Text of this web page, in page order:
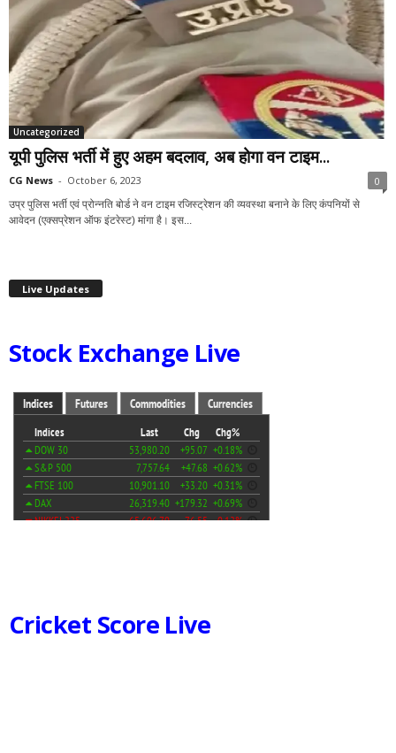
Uncategorized
यूपी पुलिस भर्ती में हुए अहम बदलाव, अब होगा वन टाइम...
CG News - October 6, 2023 0
उप्र पुलिस भर्ती एवं प्रोन्नति बोर्ड ने वन टाइम रजिस्ट्रेशन की व्यवस्था बनाने के लिए कंपनियों से
आवेदन (एक्सप्रेशन ऑफ इंटरेस्ट) मांगा है। इस...
Live Updates
Stock Exchange Live
Cricket Score Live